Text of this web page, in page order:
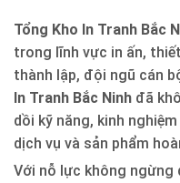
Tổng Kho In Tranh Bắc
trong lĩnh vực in ấn,
thành lập, đội ngũ cán
In Tranh Bắc Ninh đã
dồi kỹ năng, kinh
dịch vụ và sản phẩm
Với nỗ lực không ngừng